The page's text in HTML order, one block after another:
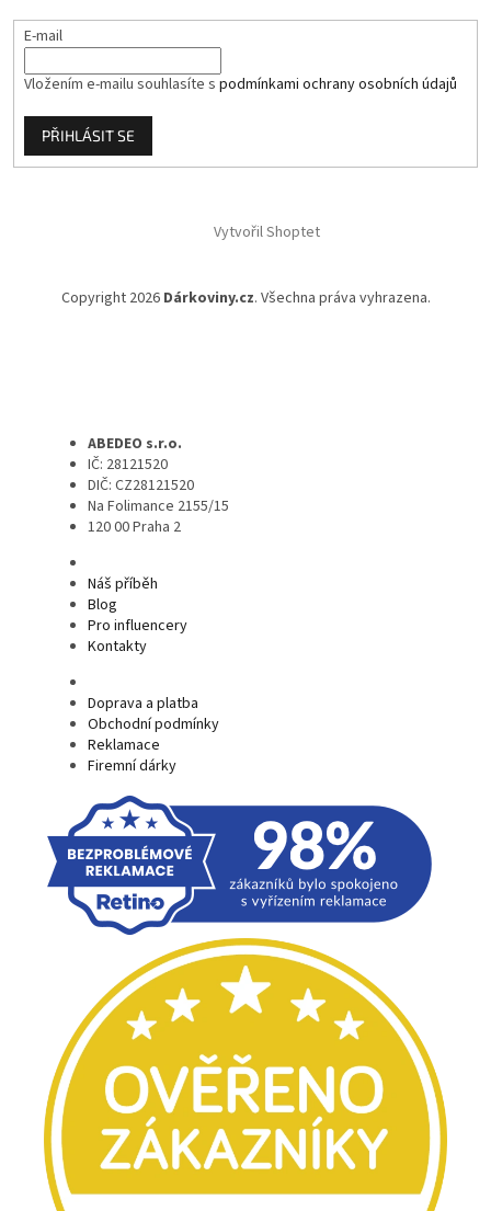
E-mail
Vložením e-mailu souhlasíte s podmínkami ochrany osobních údajů
PŘIHLÁSIT SE
Vytvořil Shoptet
Copyright 2026 Dárkoviny.cz. Všechna práva vyhrazena.
ABEDEO s.r.o.
IČ: 28121520
DIČ: CZ28121520
Na Folimance 2155/15
120 00 Praha 2
Náš příběh
Blog
Pro influencery
Kontakty
Doprava a platba
Obchodní podmínky
Reklamace
Firemní dárky